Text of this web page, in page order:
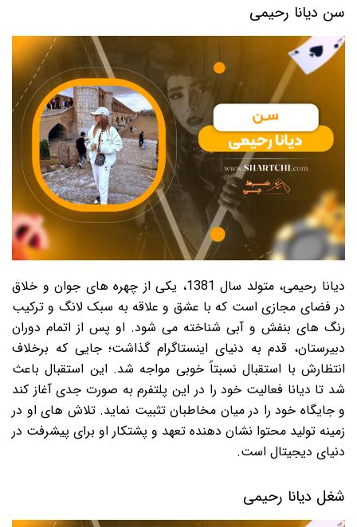
سن دیانا رحیمی
دیانا رحیمی، متولد سال 1381، یکی از چهره های جوان و خلاق
در فضای مجازی است که با عشق و علاقه به سبک لانگ و ترکیب
رنگ های بنفش و آبی شناخته می شود. او پس از اتمام دوران
دبیرستان، قدم به دنیای اینستاگرام گذاشت؛ جایی که برخلاف
انتظارش با استقبال نسبتاً خوبی مواجه شد. این استقبال باعث
شد تا دیانا فعالیت خود را در این پلتفرم به صورت جدی آغاز کند
و جایگاه خود را در میان مخاطبان تثبیت نماید. تلاش های او در
زمینه تولید محتوا نشان دهنده تعهد و پشتکار او برای پیشرفت در
دنیای دیجیتال است.
شغل دیانا رحیمی